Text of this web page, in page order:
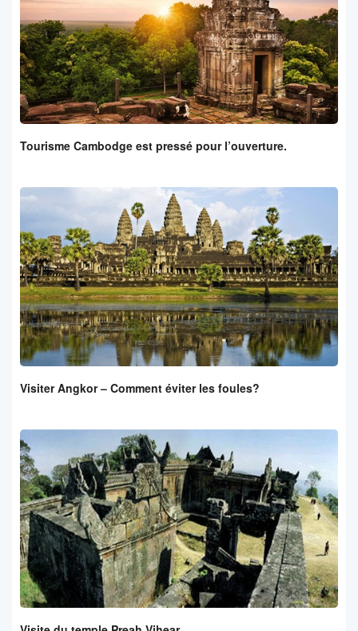
Tourisme Cambodge est pressé pour l’ouverture.
Visiter Angkor – Comment éviter les foules?